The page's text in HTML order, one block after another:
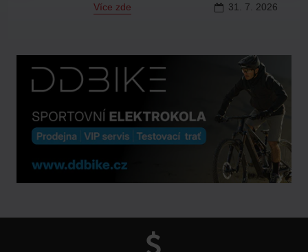
31. 7. 2026
Více zde